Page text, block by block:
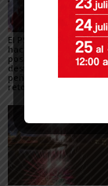
El PSN-PSOE de Tudela
hace un balance
positivo de las fiestas,
destaca el papel de las
peñas y plantea los
retos para mejorarlas